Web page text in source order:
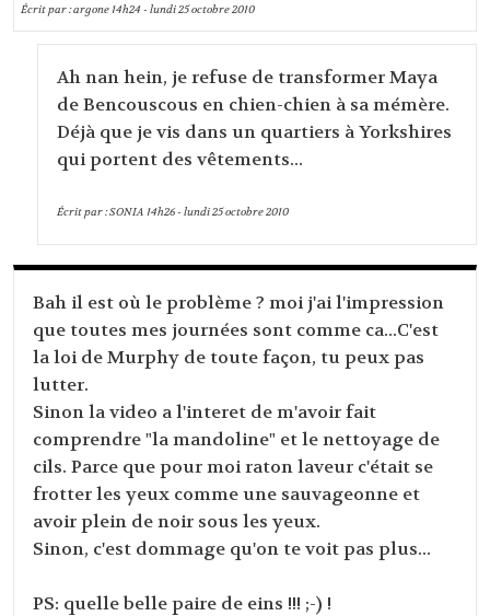
Écrit par :argone14h24-lundi 25octobre 2010
Ah nan hein, je refuse de transformer Maya
de Bencouscous en chien-chien à sa mémère.
Déjà que je vis dans un quartiers à Yorkshires
qui portent des vêtements...
Écrit par :SONIA 14h26- lundi 25octobre 2010
Bah il est où le problème ? moi j'ai l'impression
que toutes mes journées sont comme ca...C'est
la loi de Murphy de toute façon, tu peux pas
lutter.
Sinon la video a l'interet de m'avoir fait
comprendre "la mandoline" et le nettoyage de
cils. Parce que pour moi raton laveur c'était se
frotter les yeux comme une sauvageonne et
avoir plein de noir sous les yeux.
Sinon, c'est dommage qu'on te voit pas plus...
PS: quelle belle paire de eins !!! ;-) !